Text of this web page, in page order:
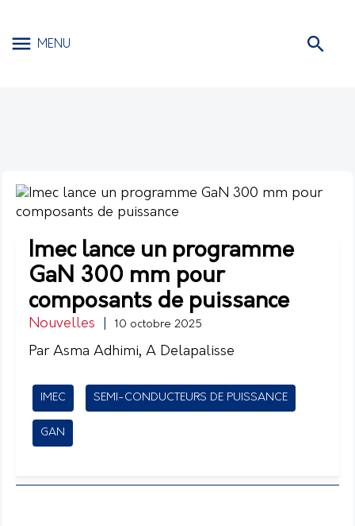
MENU
Imec lance un programme
GaN 300 mm pour
composants de puissance
Nouvelles 10 octobre 2025
Par Asma Adhimi, A Delapalisse
IMEC SEMI-CONDUCTEURS DE PUISSANCE
GAN